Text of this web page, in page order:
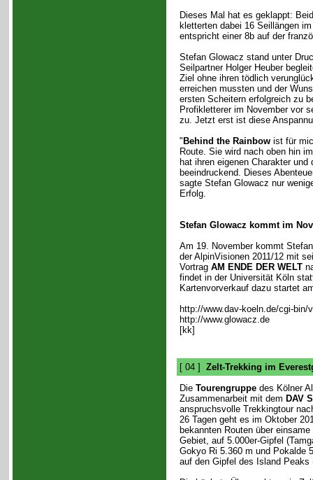
Dieses Mal hat es geklappt:
kletterten dabei 16 Seillängen
entspricht einer 8b auf der
Stefan Glowacz stand unter
Seilpartner Holger Heuber
Ziel ohne ihren tödlich
erreichen mussten und der
ersten Scheitern erfolgreich zu
Profikletterer im November vor
zu. Jetzt erst ist diese
" Behind the Rainbowist für
Route. Sie wird nach oben hin
hat ihren eigenen Charakter
beeindruckend. Dieses
sagte Stefan Glowacz nur
Erfolg.
Stefan Glowacz kommt im
Am 19. November kommt
der AlpinVisionen 2011/12 mit
Vortrag AM ENDE DER WELT
findet in der Universität Köln
Kartenvorverkauf dazu startet
http://www.dav-koeln.de/cgi-bin/
http://www.glowacz.de
[kk]
[ 04 ] Zelt-Trekking im
Die Tourengruppedes Kölner
Zusammenarbeit mit dem DAV
anspruchsvolle Trekkingtour
26 Tagen geht es im Oktober
bekannten Routen über
Gebiet, auf 5.000er-Gipfel
Gokyo Ri 5.360 m und Pokalde
auf den Gipfel des Island Peaks